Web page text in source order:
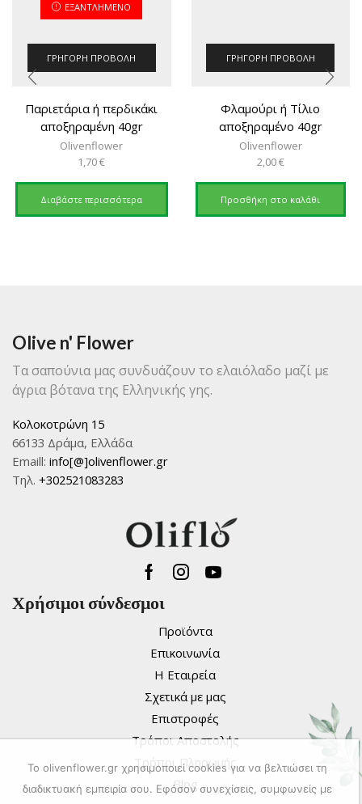
ΕΞΑΝΤΛΗΜΈΝΟ
ΓΡΉΓΟΡΗ ΠΡΟΒΟΛΉ
Παριετάρια ή περδικάκι
αποξηραμένη 40gr
Olivenflower
1,70€
Διαβάστε περισσότερα
ΓΡΉΓΟΡΗ ΠΡΟΒΟΛΉ
Φλαμούρι ή Τίλιο
αποξηραμένο 40gr
Olivenflower
2,00€
Προσθήκη στο καλάθι
Olive n' Flower
Τα σαπούνια μας συνδυάζουν το ελαιόλαδο μαζί με
άγρια βότανα της Ελληνικής γης.
Κολοκοτρώνη 15
66133 Δράμα, Ελλάδα
Emaill: info[@]olivenflower.gr
Τηλ. +302521083283
Facebook
Instagram
Youtube
Χρήσιμοι σύνδεσμοι
Προϊόντα
Επικοινωνία
Η Εταιρεία
Σχετικά με μας
Επιστροφές
Τρόποι Αποστολής
Τρόποι Πληρωμής
Blog
To olivenflower.gr χρησιμοποιεί cookies για να βελτιώσει τη
διαδικτυακή εμπειρία σου. Εφόσον συνεχίσεις, συμφωνείς με